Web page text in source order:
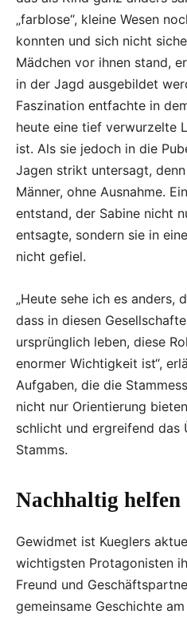
„farblose“, kleine Wesen
konnten und sich nicht
Mädchen vor ihnen stand,
in der Jagd ausgebildet
Faszination entfachte in
heute eine tief verwurzelte
ist. Als sie jedoch in die
Jagen strikt untersagt,
Männer, ohne Ausnahme.
entstand, der Sabine nicht
entsagte, sondern sie in
nicht gefiel.
„Heute sehe ich es anders,
dass in diesen
ursprünglich leben, diese
enormer Wichtigkeit ist“,
Aufgaben, die die
nicht nur Orientierung
schlicht und ergreifend das
Stamms.
Nachhaltig helfen
Gewidmet ist Kueglers
wichtigsten Protagonisten
Freund und
gemeinsame Geschichte